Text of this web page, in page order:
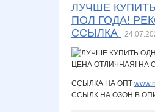
ЛУЧШЕ
ПОЛ ГОДА!
ССЫЛКА
ССЫЛКА НА ОПТ
ССЫЛК НА ОЗОН В